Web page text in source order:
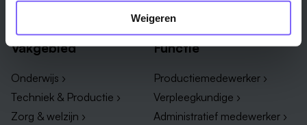
Weigeren
Vakgebied
Onderwijs ›
Techniek & Productie ›
Zorg & welzijn ›
Functie
Productiemedewerker ›
Verpleegkundige ›
Administratief medewerker ›